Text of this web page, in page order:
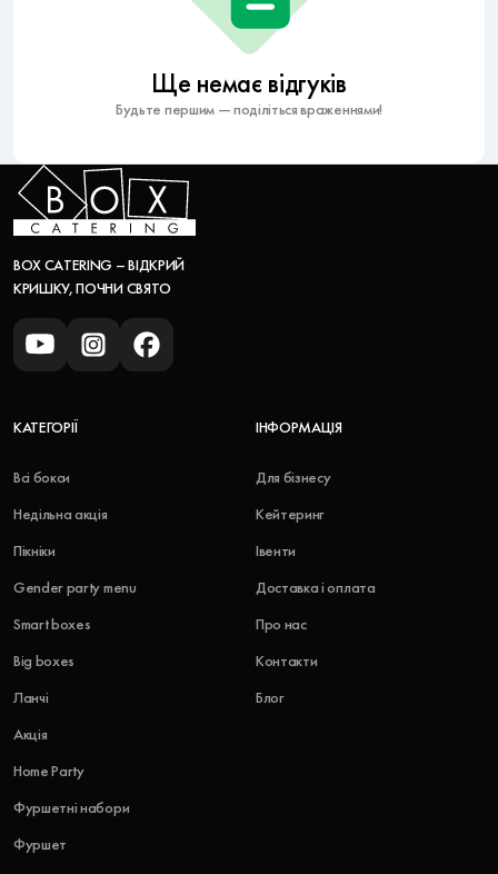
Ще немає відгуків
Будьте першим — поділіться враженнями!
BOX CATERING – ВІДКРИЙ
КРИШКУ, ПОЧНИ СВЯТО
КАТЕГОРІЇ
Всі бокси
Недільна акція
Пікніки
Gender party menu
Smart boxes
Big boxes
Ланчі
Акція
Home Party
Фуршетні набори
Фуршет
ІНФОРМАЦІЯ
Для бізнесу
Кейтеринг
Івенти
Доставка і оплата
Про нас
Контакти
Блог